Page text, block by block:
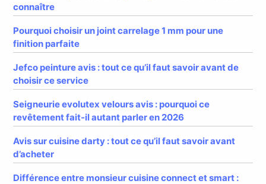
connaître
Pourquoi choisir un joint carrelage 1 mm pour une
finition parfaite
Jefco peinture avis : tout ce qu’il faut savoir avant de
choisir ce service
Seigneurie evolutex velours avis : pourquoi ce
revêtement fait-il autant parler en 2026
Avis sur cuisine darty : tout ce qu’il faut savoir avant
d’acheter
Différence entre monsieur cuisine connect et smart :